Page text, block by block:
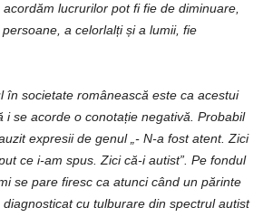
lucrurilor pot fi fie de diminuare,
a celorlalți și a lumii, fie
în societate românească este ca acestui
i se acorde o conotație negativă. Probabil
expresii de genul „- N-a fost atent. Zici
ce i-am spus. Zici că-i autist”. Pe fondul
se pare firesc ca atunci când un părinte
cu tulburare din spectrul autist